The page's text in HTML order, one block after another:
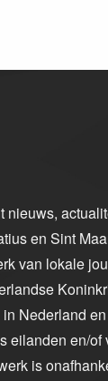
nieuws,
en Sint
van lokale
Nederland
eilanden en/
is